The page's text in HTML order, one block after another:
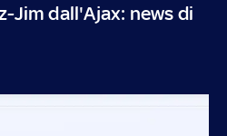
Jim dall'Ajax: news di